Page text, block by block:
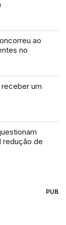
ao
no
receber um
redução de
PUB